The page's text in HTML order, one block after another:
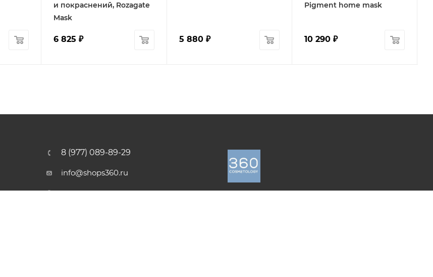
и покраснений, Rozagate
Mask
6 825 ₽ 5 880₽
Pigment home mask
10 290₽
8 (977) 089-89-29
info@shops360.ru
г. Москва, ул. 3-я Фрунзенская,